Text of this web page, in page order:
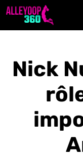
Aller
Nick